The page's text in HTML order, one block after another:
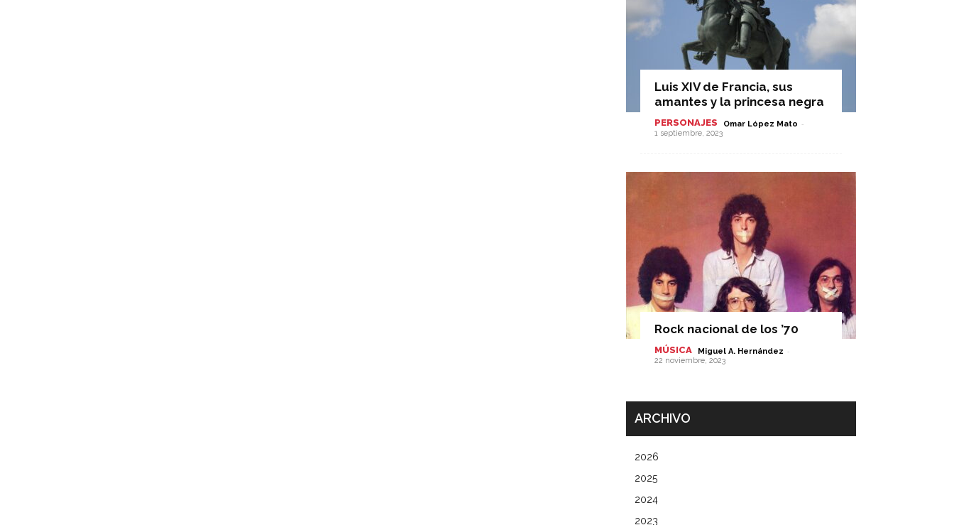
Luis XIV de Francia, sus
amantes y la princesa negra
PERSONAJES Omar López Mato -
1 septiembre, 2023
Rock nacional de los ’70
MÚSICA Miguel A. Hernández -
22 noviembre, 2023
ARCHIVO
2026
2025
2024
2023